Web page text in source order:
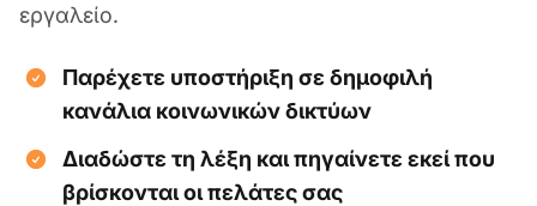
εργαλείο.
Παρέχετε υποστήριξη σε δημοφιλή
κανάλια κοινωνικών δικτύων
Διαδώστε τη λέξη και πηγαίνετε εκεί που
βρίσκονται οι πελάτες σας